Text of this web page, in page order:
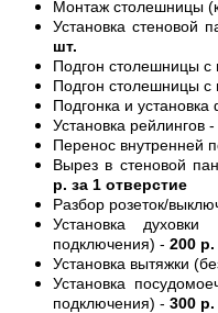
Монтаж столешницы
Установка стеновой
шт.
Подгон столешницы
Подгон столешницы
Подгонка и
Установка рейлингов -
Перенос внутренней
Вырез в стеновой
р. за 1 отверстие
Разбор розеток/
Установка
подключения) - 200 р.
Установка вытяжки
Установка
подключения) - 300 р.